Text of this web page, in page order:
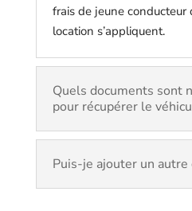
frais de jeune conducteur
location s’appliquent.
Quels documents sont
pour récupérer le
Puis-je ajouter un autre